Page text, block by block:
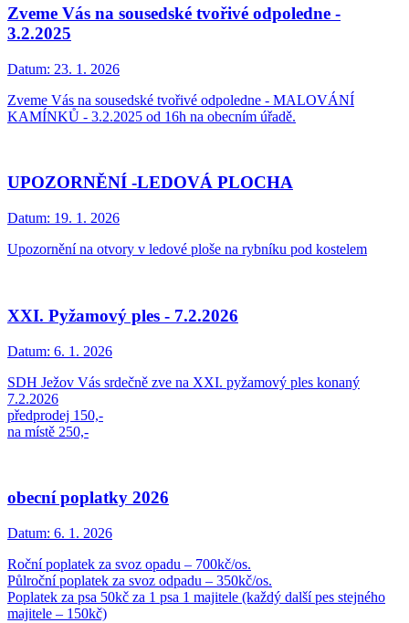
Zveme Vás na sousedské tvořivé odpoledne -
3.2.2025
Datum: 23. 1. 2026
Zveme Vás na sousedské tvořivé odpoledne - MALOVÁNÍ
KAMÍNKŮ - 3.2.2025 od 16h na obecním úřadě.
UPOZORNĚNÍ -LEDOVÁ PLOCHA
Datum: 19. 1. 2026
Upozornění na otvory v ledové ploše na rybníku pod kostelem
XXI. Pyžamový ples - 7.2.2026
Datum: 6. 1. 2026
SDH Ježov Vás srdečně zve na XXI. pyžamový ples konaný
7.2.2026
předprodej 150,-
na místě 250,-
obecní poplatky 2026
Datum: 6. 1. 2026
Roční poplatek za svoz opadu – 700kč/os.
Půlroční poplatek za svoz odpadu – 350kč/os.
Poplatek za psa 50kč za 1 psa 1 majitele (každý další pes stejného
majitele – 150kč)